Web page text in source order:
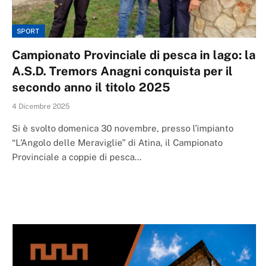
SPORT
Campionato Provinciale di pesca in lago: la
A.S.D. Tremors Anagni conquista per il
secondo anno il titolo 2025
4 Dicembre 2025
Si è svolto domenica 30 novembre, presso l’impianto
“L’Angolo delle Meraviglie” di Atina, il Campionato
Provinciale a coppie di pesca…